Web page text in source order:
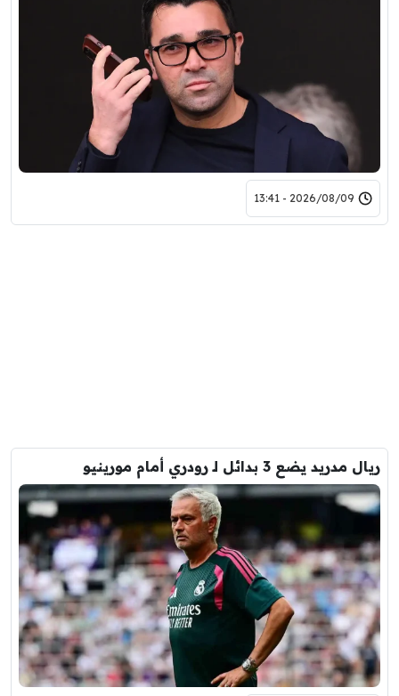
2026/08/09 - 13:41
ريال مدريد يضع 3 بدائل لـ رودري أمام مورينيو